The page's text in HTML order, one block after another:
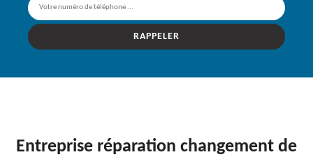
Entreprise réparation changement de